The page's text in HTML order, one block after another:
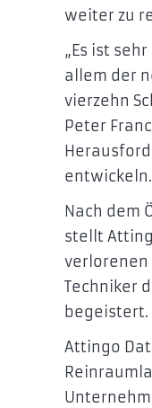
weiter zu
„Es ist
allem der
vierzehn
Peter
Nach dem
stellt
verlorenen
Techniker
begeistert.
Attingo